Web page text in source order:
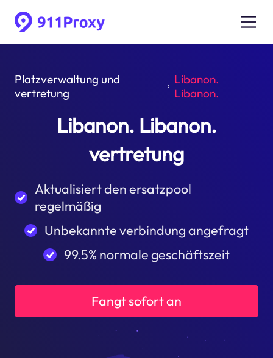
Platzverwaltung und
vertretung
Libanon.
Libanon.
Libanon. Libanon.
vertretung
Aktualisiert den ersatzpool
regelmäßig
Unbekannte verbindung angefragt
99.5% normale geschäftszeit
Fangt sofort an